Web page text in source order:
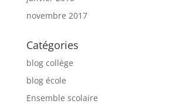
novembre 2017
Catégories
blog collège
blog école
Ensemble scolaire